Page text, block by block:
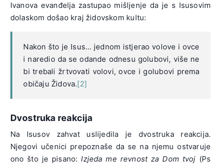
Ivanova evanđelja zastupao mišljenje da je s Isusovim
dolaskom došao kraj židovskom kultu:
Nakon što je Isus… jednom istjerao volove i ovce
i naredio da se odande odnesu golubovi, više ne
bi trebali žrtvovati volovi, ovce i golubovi prema
običaju Židova.[2]
Dvostruka reakcija
Na Isusov zahvat uslijedila je dvostruka reakcija.
Njegovi učenici prepoznaše da se na njemu ostvaruje
ono što je pisano:Izjeda me revnost za Dom tvoj (Ps